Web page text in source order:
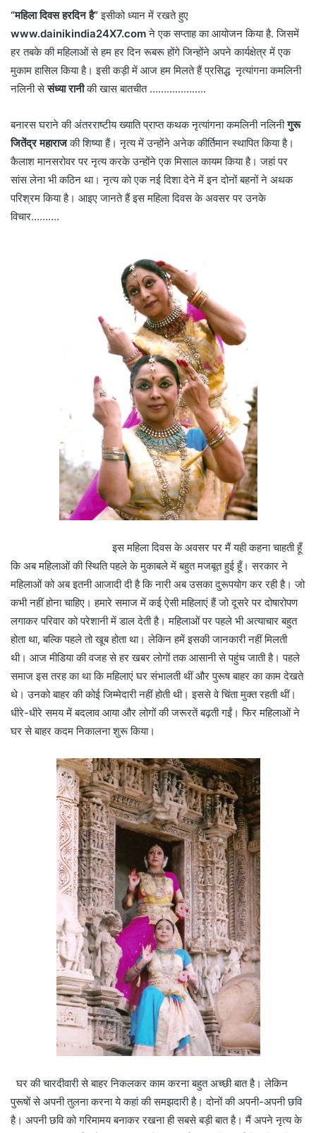
“महिला दिवस हरदिन है”इसीको ध्यान में रखते हुए
www.dainikindia24X7.comने एक सप्ताह का आयोजन किया है. जिसमें
हर तबके की महिलाओं से हम हर दिन रूबरू होंगे जिन्होंने अपने कार्यक्षेत्र में एक
मुकाम हासिल किया है। इसी कड़ी में आज हम मिलते हैं प्रसिद्ध नृत्यांगना कमलिनी
नलिनी सेसंध्या रानीकी खास बातचीत ………………..
बनारस घराने की अंतरराष्टीय ख्याति प्राप्त कथक नृत्यांगना कमलिनी नलिनीगुरू
जितेंद्र महाराजकी शिष्या हैं। नृत्य में उन्होंने अनेक कीर्तिमान स्थापित किया है।
कैलाश मानसरोवर पर नृत्य करके उन्होंने एक मिसाल कायम किया है। जहां पर
सांस लेना भी कठिन था। नृत्य को एक नई दिशा देने में इन दोनों बहनों ने अथक
परिश्रम किया है। आइए जानते हैं इस महिला दिवस के अवसर पर उनके
विचार……….
इस महिला दिवस के अवसर पर मैं यही कहना चाहती हूँ
कि अब महिलाओं की स्थिति पहले के मुकाबले में बहुत मजबूत हुई हूँ। सरकार ने
महिलाओं को अब इतनी आजादी दी है कि नारी अब उसका दुरूपयोग कर रही है। जो
कभी नहीं होना चाहिए। हमारे समाज में कई ऐसी महिलाएं हैं जो दूसरे पर दोषारोपण
लगाकर परिवार को परेशानी में डाल देती है। महिलाओं पर पहले भी अत्याचार बहुत
होता था, बल्कि पहले तो खूब होता था। लेकिन हमें इसकी जानकारी नहीं मिलती
थी। आज मीडिया की वजह से हर खबर लोगों तक आसानी से पहुंच जाती है। पहले
समाज इस तरह का था कि महिलाएं घर संभालती थीं और पुरूष बाहर का काम देखते
थे। उनको बाहर की कोई जिम्मेदारी नहीं होती थी। इससे वे चिंता मुक्त रहती थीं।
धीरे-धीरे समय में बदलाव आया और लोगों की जरूरतें बढ़ती गईं। फिर महिलाओं ने
घर से बाहर कदम निकालना शुरू किया।
घर की चारदीवारी से बाहर निकलकर काम करना बहुत अच्छी बात है। लेकिन
पुरूषों से अपनी तुलना करना ये कहां की समझदारी है। दोनों की अपनी-अपनी छवि
है। अपनी छवि को गरिमामय बनाकर रखना ही सबसे बड़ी बात है। मैं अपने नृत्य के